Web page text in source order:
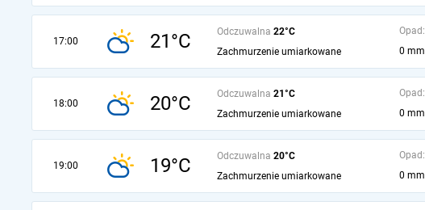
17:00 21°C Odczuwalna 22°C
Zachmurzenie umiarkowane
Opad:
0 mm
18:00 20°C Odczuwalna 21°C
Zachmurzenie umiarkowane
Opad:
0 mm
19:00 19°C Odczuwalna 20°C
Zachmurzenie umiarkowane
Opad:
0 mm